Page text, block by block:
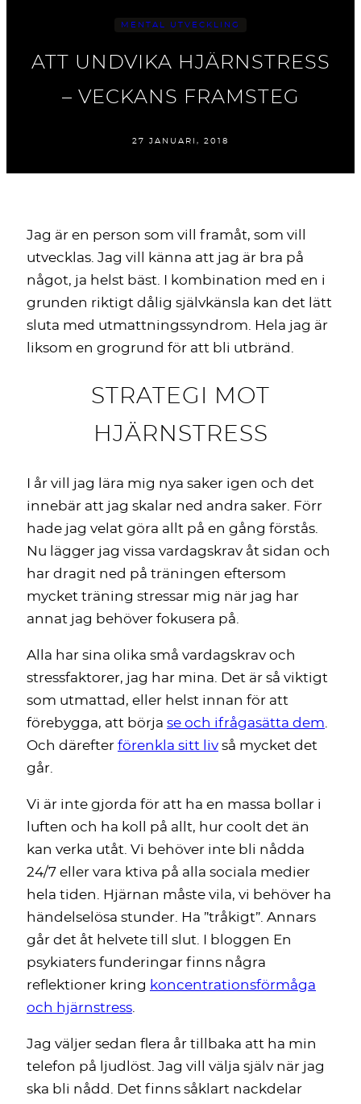
MENTAL UTVECKLING
ATT UNDVIKA HJÄRNSTRESS
– VECKANS FRAMSTEG
27 JANUARI, 2018
Jag är en person som vill framåt, som vill
utvecklas. Jag vill känna att jag är bra på
något, ja helst bäst. I kombination med en i
grunden riktigt dålig självkänsla kan det lätt
sluta med utmattningssyndrom. Hela jag är
liksom en grogrund för att bli utbränd.
STRATEGI MOT
HJÄRNSTRESS
I år vill jag lära mig nya saker igen och det
innebär att jag skalar ned andra saker. Förr
hade jag velat göra allt på en gång förstås.
Nu lägger jag vissa vardagskrav åt sidan och
har dragit ned på träningen eftersom
mycket träning stressar mig när jag har
annat jag behöver fokusera på.
Alla har sina olika små vardagskrav och
stressfaktorer, jag har mina. Det är så viktigt
som utmattad, eller helst innan för att
förebygga, att börja se och ifrågasätta dem.
Och därefter förenkla sitt liv så mycket det
går.
Vi är inte gjorda för att ha en massa bollar i
luften och ha koll på allt, hur coolt det än
kan verka utåt. Vi behöver inte bli nådda
24/7 eller vara ktiva på alla sociala medier
hela tiden. Hjärnan måste vila, vi behöver ha
händelselösa stunder. Ha ”tråkigt”. Annars
går det åt helvete till slut. I bloggen En
psykiaters funderingar finns några
reflektioner kring koncentrationsförmåga
och hjärnstress.
Jag väljer sedan flera år tillbaka att ha min
telefon på ljudlöst. Jag vill välja själv när jag
ska bli nådd. Det finns såklart nackdelar